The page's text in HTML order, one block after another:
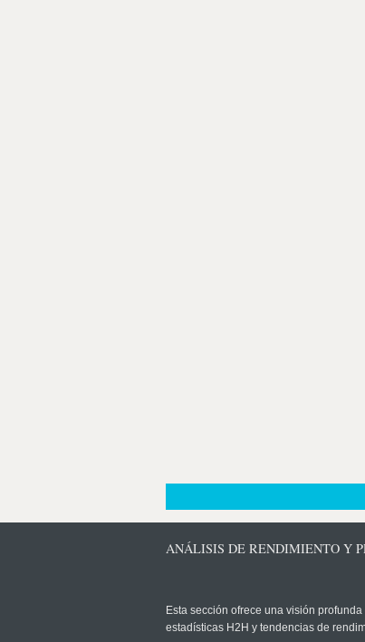
ANÁLISIS DE RENDIMIENTO Y
Esta sección ofrece una visión
estadísticas H2H y tendencias de